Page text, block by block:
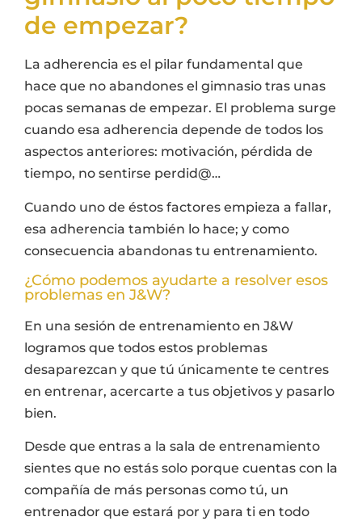
de empezar?
La adherencia es el pilar fundamental que
hace que no abandones el gimnasio tras unas
pocas semanas de empezar. El problema surge
cuando esa adherencia depende de todos los
aspectos anteriores: motivación, pérdida de
tiempo, no sentirse perdid@…
Cuando uno de éstos factores empieza a fallar,
esa adherencia también lo hace; y como
consecuencia abandonas tu entrenamiento.
¿Cómo podemos ayudarte a resolver esos
problemas en J&W?
En una sesión de entrenamiento en J&W
logramos que todos estos problemas
desaparezcan y que tú únicamente te centres
en entrenar, acercarte a tus objetivos y pasarlo
bien.
Desde que entras a la sala de entrenamiento
sientes que no estás solo porque cuentas con la
compañía de más personas como tú, un
entrenador que estará por y para ti en todo